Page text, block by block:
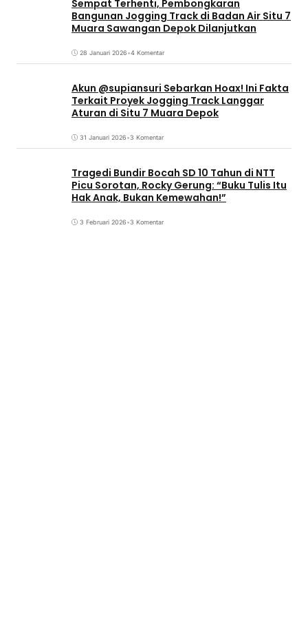
Sempat Terhenti, Pembongkaran
Bangunan Jogging Track di Badan Air Situ 7
Muara Sawangan Depok Dilanjutkan
28 Januari 2026•4 Komentar
Akun @supiansuri Sebarkan Hoax! Ini Fakta
Terkait Proyek Jogging Track Langgar
Aturan di Situ 7 Muara Depok
31 Januari 2026•3 Komentar
Tragedi Bundir Bocah SD 10 Tahun di NTT
Picu Sorotan, Rocky Gerung: “Buku Tulis Itu
Hak Anak, Bukan Kemewahan!”
3 Februari 2026•3 Komentar